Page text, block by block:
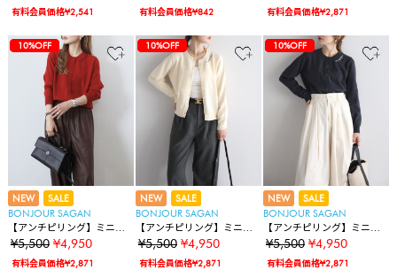
有料会員価格¥2,541 有料会員価格¥842 有料会員価格¥2,871
83%OFF
10%OFF
10%OFF
NEW
SALE
BONJOUR SAGAN
【アンチピリング】ミニマ
ルロゴ刺繍ニットカーディ
ガン
¥5,500 ¥4,950
有料会員価格¥2,871
83%OFF
10%OFF
10%OFF
10%OFF
NEW
SALE
BONJOUR SAGAN
【アンチピリング】ミニマ
ルロゴ刺繍ニットカーディ
ガン
¥5,500 ¥4,950
有料会員価格¥2,871
83%OFF
10%OFF
10%OFF
10%OFF
10%OFF
NEW
SALE
BONJOUR SAGAN
【アンチピリング】ミニマ
ルロゴ刺繍ニットカーディ
ガン
¥5,500 ¥4,950
有料会員価格¥2,871